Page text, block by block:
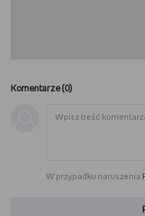
Komentarze (0)
W przypadku naruszenia